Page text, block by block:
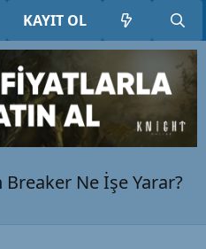
KAYIT OL
Ne İşe Yarar?